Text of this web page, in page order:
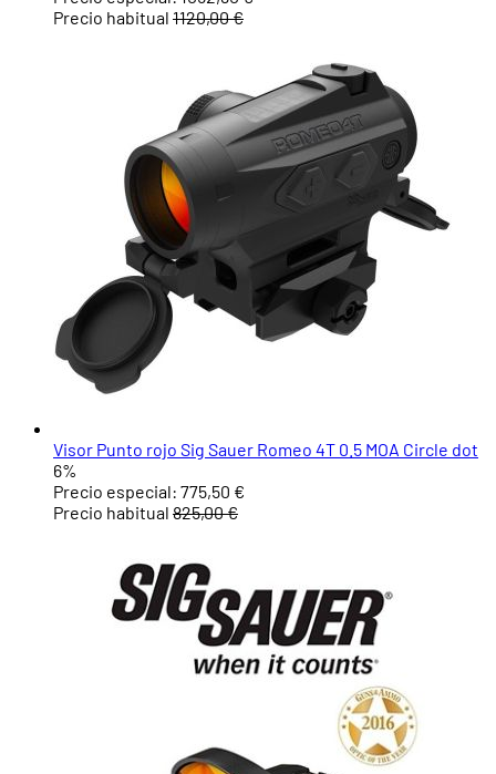
Precio habitual 1120,00 €
Visor Punto rojo Sig Sauer Romeo 4T 0.5 MOA Circle dot
6%
Precio especial: 775,50 €
Precio habitual 825,00 €